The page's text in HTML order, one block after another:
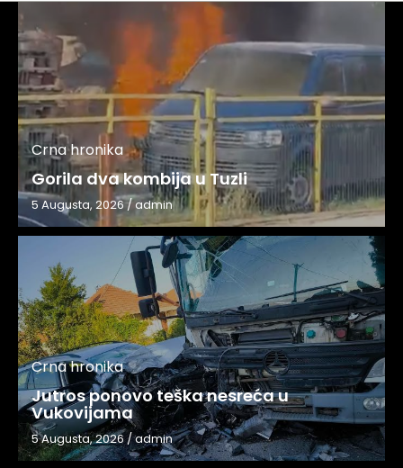
Crna hronika
Gorila dva kombija u Tuzli
5 Augusta, 2026/admin
Crna hronika
Jutros ponovo teška nesreća u
Vukovijama
5 Augusta, 2026/admin